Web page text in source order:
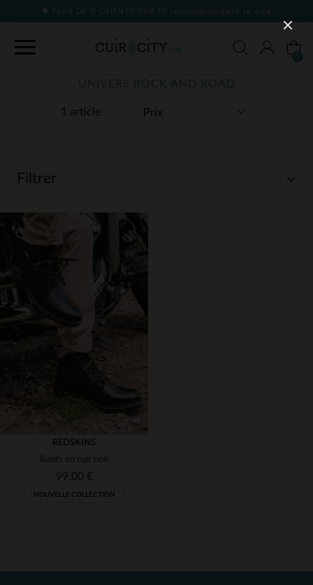
PLUS DE 9 CLIENTS SUR 10 recommandent le site
1 article
UNIVERS ROCK AND ROAD
Filtrer
(1)
TAILLES DISPONIBLES
REDSKINS
Boots en cuir noir
99,00 €
NOUVELLE COLLECTION